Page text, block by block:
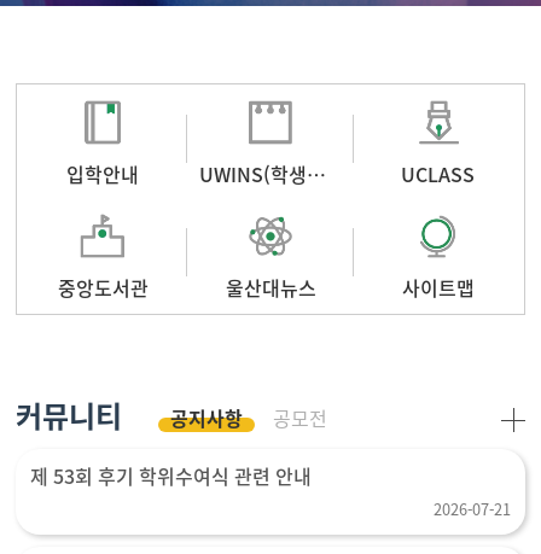
입학안내 UWINS(학생포털) UCLASS
중앙도서관 울산대뉴스 사이트맵
커뮤니티 공지사항
공모전
제 53회 후기 학위수여식 관련 안내
2026-07-21